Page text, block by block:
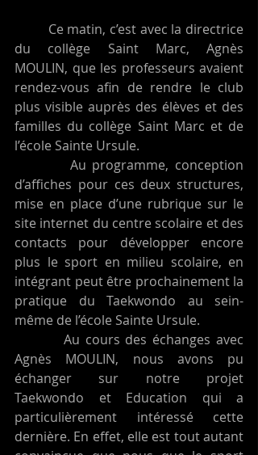
du collège Saint Marc, Agnès
MOULIN, que les professeurs avaient
rendez-vous afin de rendre le club
plus visible auprès des élèves et des
familles du collège Saint Marc et de
l’école Sainte Ursule.
d’affiches pour ces deux structures,
mise en place d’une rubrique sur le
site internet du centre scolaire et des
contacts pour développer encore
plus le sport en milieu scolaire, en
intégrant peut être prochainement la
pratique du Taekwondo au sein-
même de l’école Sainte Ursule.
Agnès MOULIN, nous avons pu
échanger sur notre projet
Taekwondo et Education qui a
particulièrement intéressé cette
dernière. En effet, elle est tout autant